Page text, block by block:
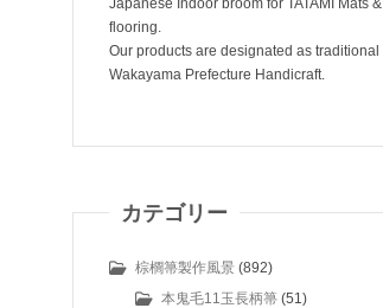
Japanese Indoor broom for TATAMI Mats &
flooring.
Our products are designated as traditional
Wakayama Prefecture Handicraft.
カテゴリー
棕櫚箒製作風景 (892)
本鬼毛11玉長柄箒 (51)